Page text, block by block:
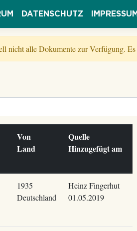
DATENSCHUTZ IMPRESSUM
nicht alle Dokumente zur Verfügung.
Von
Land
Quelle
Hinzugefügt am
1935
Deutschland
Heinz Fingerhut
01.05.2019